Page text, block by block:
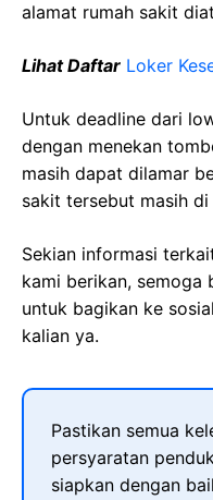
alamat rumah sakit
Lihat Daftar Loker
Untuk deadline dari
dengan menekan
masih dapat dilamar
sakit tersebut masih di
Sekian informasi
kami berikan, semoga
untuk bagikan ke
kalian ya.
Pastikan semua
persyaratan
siapkan dengan